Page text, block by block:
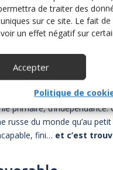
de traiter des
sur ce site. Le fait
un effet négatif sur
Accepter
Politique de
il n’en est qu’au tout
C’est partir à la
primaire,
russe du monde qu’au
fini… et c’est